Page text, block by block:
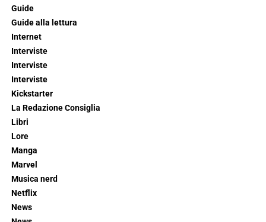
Guide
Guide alla lettura
Internet
Interviste
Interviste
Interviste
Kickstarter
La Redazione Consiglia
Libri
Lore
Manga
Marvel
Musica nerd
Netflix
News